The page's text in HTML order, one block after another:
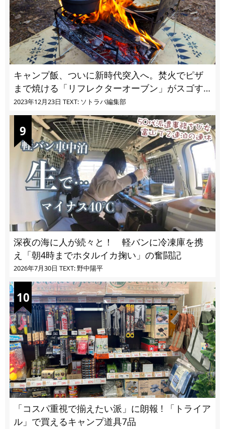
キャンプ飯、ついに新時代突入へ。焚火でピザ
まで焼ける「リフレクターオーブン」がスゴす
ぎる
2023年12月23日 TEXT: ソトラバ編集部
深夜の海に人が続々と！ 軽バンに冷凍庫を携
え「朝4時までホタルイカ掬い」の奮闘記
2026年7月30日 TEXT: 野中陽平
「コスパ重視で揃えたい派」に朗報 ! 「トライア
ル」で買えるキャンプ道具7品